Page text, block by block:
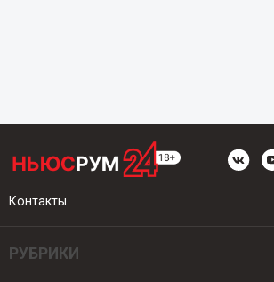
Контакты
РУБРИКИ